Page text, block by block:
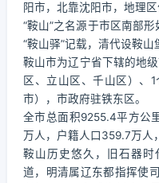
阳市，北靠沈阳市，地理
“鞍山”之名源于市区南部
“鞍山驿”记载，清代设鞍山
鞍山市为辽宁省下辖的地
区、立山区、千山区）、
市），市政府驻铁东区。
全市总面积9255.4平方公
万人，户籍人口359.7万人
鞍山历史悠久，旧石器
道，明清属辽东都指挥使